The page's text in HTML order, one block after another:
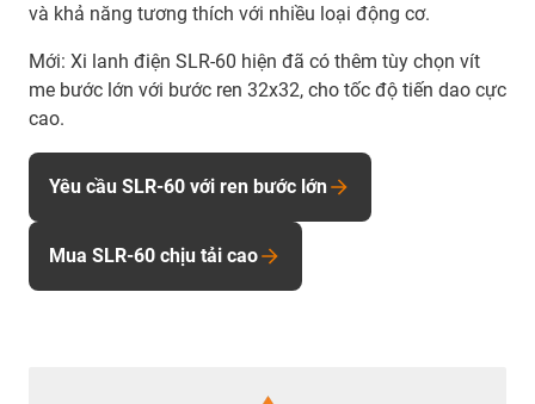
và khả năng tương thích với nhiều loại động cơ.
Mới: Xi lanh điện SLR-60 hiện đã có thêm tùy chọn vít
me bước lớn với bước ren 32x32, cho tốc độ tiến dao cực
cao.
Yêu cầu SLR-60 với ren bước lớn
Mua SLR-60 chịu tải cao